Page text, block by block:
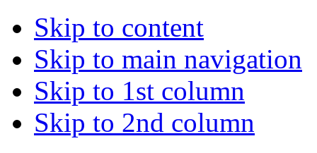
Skip to content
Skip to main navigation
Skip to 1st column
Skip to 2nd column